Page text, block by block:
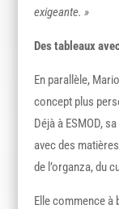
exigeante. »
Des tableaux
En parallèle,
concept plus
Déjà à ESMOD,
avec des
de l’organza, du
Elle commence à